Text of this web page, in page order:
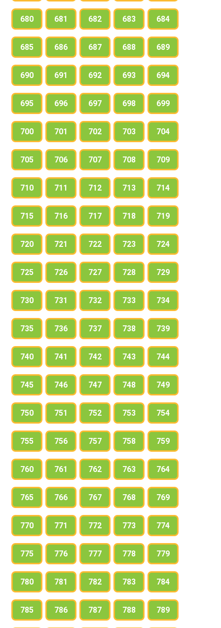
680 681 682 683 684
685 686 687 688 689
690 691 692 693 694
695 696 697 698 699
700 701 702 703 704
705 706 707 708 709
710 711 712 713 714
715 716 717 718 719
720 721 722 723 724
725 726 727 728 729
730 731 732 733 734
735 736 737 738 739
740 741 742 743 744
745 746 747 748 749
750 751 752 753 754
755 756 757 758 759
760 761 762 763 764
765 766 767 768 769
770 771 772 773 774
775 776 777 778 779
780 781 782 783 784
785 786 787 788 789